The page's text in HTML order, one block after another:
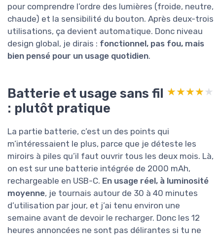
pour comprendre l’ordre des lumières (froide, neutre,
chaude) et la sensibilité du bouton. Après deux-trois
utilisations, ça devient automatique. Donc niveau
design global, je dirais : fonctionnel, pas fou, mais
bien pensé pour un usage quotidien.
Batterie et usage sans fil
: plutôt pratique
★★★★★
★★★★★
La partie batterie, c’est un des points qui
m’intéressaient le plus, parce que je déteste les
miroirs à piles qu’il faut ouvrir tous les deux mois. Là,
on est sur une batterie intégrée de 2000 mAh,
rechargeable en USB-C. En usage réel, à luminosité
moyenne, je tournais autour de 30 à 40 minutes
d’utilisation par jour, et j’ai tenu environ une
semaine avant de devoir le recharger. Donc les 12
heures annoncées ne sont pas délirantes si tu ne